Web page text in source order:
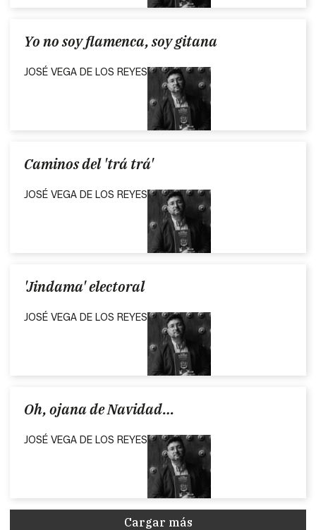
Yo no soy flamenca, soy gitana
JOSÉ VEGA DE LOS REYES
Caminos del 'trá trá'
JOSÉ VEGA DE LOS REYES
'Jindama' electoral
JOSÉ VEGA DE LOS REYES
Oh, ojana de Navidad…
JOSÉ VEGA DE LOS REYES
Cargar más